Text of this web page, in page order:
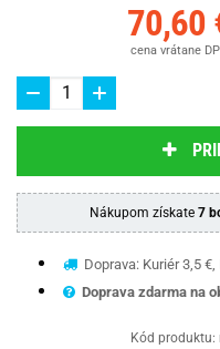
70,60
cena vrátane
Nákupom získate 7
Doprava: Kuriér 3,5
Doprava zdarma na
Kód produktu: